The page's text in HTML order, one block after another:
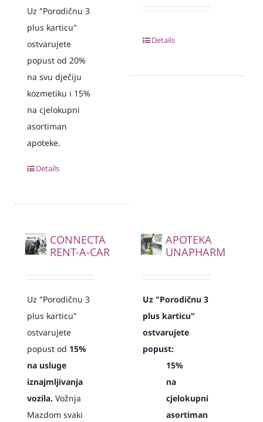
Uz "Porodičnu 3
plus karticu"
ostvarujete
popust od 20%
na svu dječiju
kozmetiku i 15%
na cjelokupni
asortiman
apoteke.
Details
Details
CONNECTA
RENT-A-CAR
Uz "Porodičnu 3
plus karticu"
ostvarujete
popust od 15%
na usluge
iznajmljivanja
vozila. Vožnja
Mazdom svaki
APOTEKA
UNAPHARM
Uz "Porodičnu 3
plus karticu"
ostvarujete
popust:
15%
na
cjelokupni
asortiman